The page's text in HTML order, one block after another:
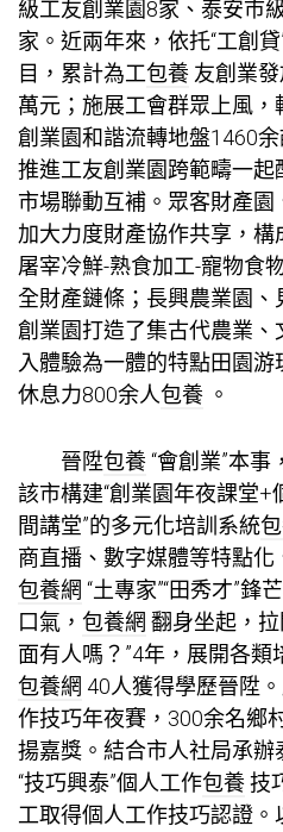
級工友創業園8家、泰安市
家。近兩年來，依托“工創貸
目，累計為工包養 友創業
萬元；施展工會群眾上風
創業園和諧流轉地盤1460
推進工友創業園跨範疇一起
市場聯動互補。眾客財產
加大力度財產協作共享，構
屠宰冷鮮-熟食加工-寵物食
全財產鏈條；長興農業園
創業園打造了集古代農業
入體驗為一體的特點田園
休息力800余人包養 。
晉陞包養“會創業”本事
該市構建“創業園年夜課堂+
間講堂”的多元化培訓系統
商直播、數字媒體等特點
包養網 “土專家”“田秀才”鋒
口氣， 包養網 翻身坐起，
面有人嗎？”4年，展開各類
包養網 40人獲得學歷晉陞
作技巧年夜賽，300余名鄉
揚嘉獎。結合市人社局承
“技巧興泰”個人工作包養技
工取得個人工作技巧認證。